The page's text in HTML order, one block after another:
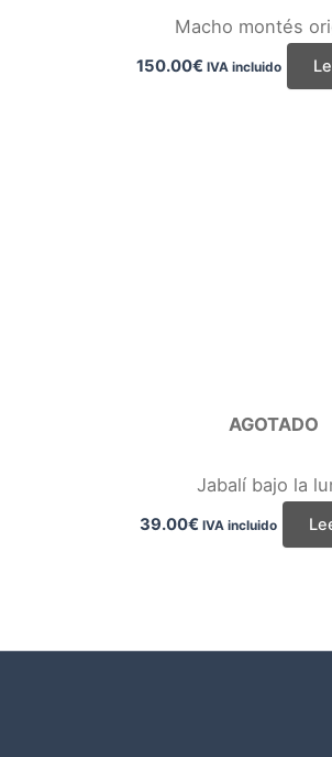
Macho montés
150.00€ IVA incluido
AGOTADO
Jabalí bajo la
39.00€ IVA incluido